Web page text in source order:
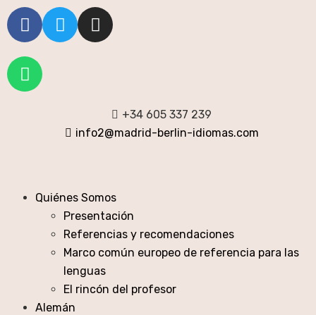
+34 605 337 239
info2@madrid-berlin-idiomas.com
Quiénes Somos
Presentación
Referencias y recomendaciones
Marco común europeo de referencia para las
lenguas
El rincón del profesor
Alemán